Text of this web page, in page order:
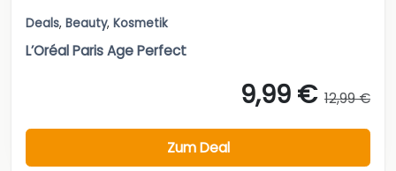
Deals, Beauty, Kosmetik
L’Oréal Paris Age Perfect
9,99 € 12,99 €
Zum Deal